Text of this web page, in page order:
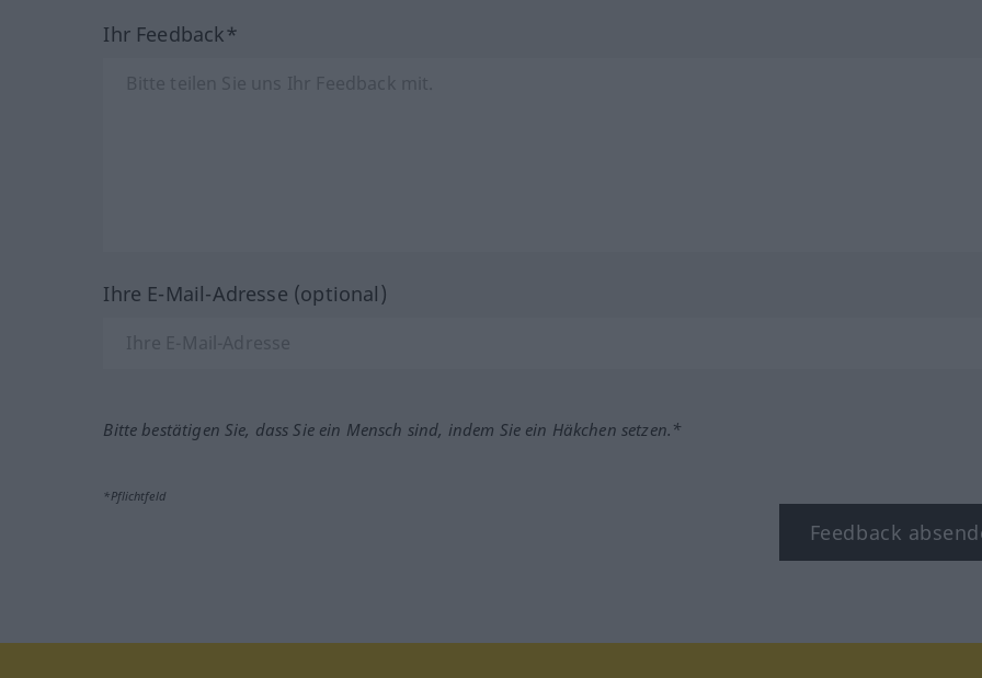
Ihr Feedback*
Ihre E-Mail-Adresse (optional)
Bitte bestätigen Sie, dass Sie ein Mensch sind, indem Sie ein Häkchen setzen.*
*Pflichtfeld
Feedback